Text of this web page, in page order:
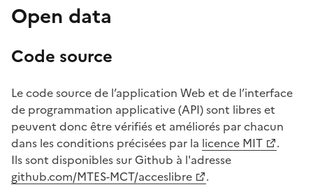
Open data
Code source
Le code source de l’application Web et de l’interface
de programmation applicative (API) sont libres et
peuvent donc être vérifiés et améliorés par chacun
dans les conditions précisées par la licence MIT
.
Ils sont disponibles sur Github à l'adresse
github.com/MTES-MCT/acceslibre
.